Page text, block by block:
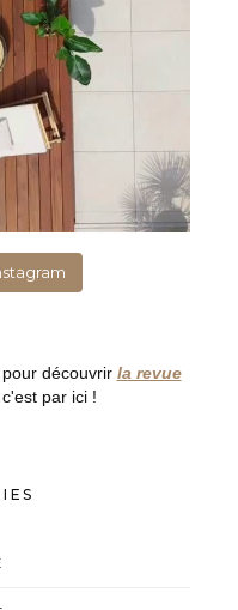
découvrir la revue
par ici !